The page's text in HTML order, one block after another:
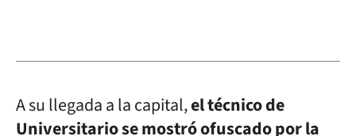
A su llegada a la capital,el técnico de
Universitario se mostró ofuscado por la